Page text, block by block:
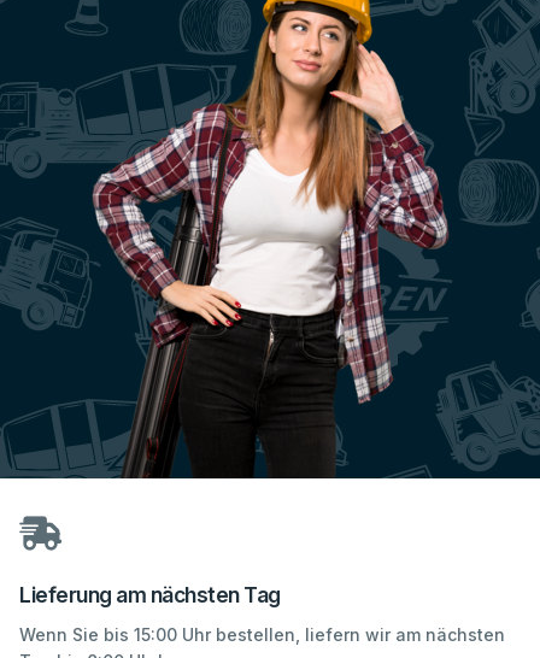
Lieferung am nächsten Tag
Wenn Sie bis 15:00 Uhr bestellen, liefern wir am nächsten